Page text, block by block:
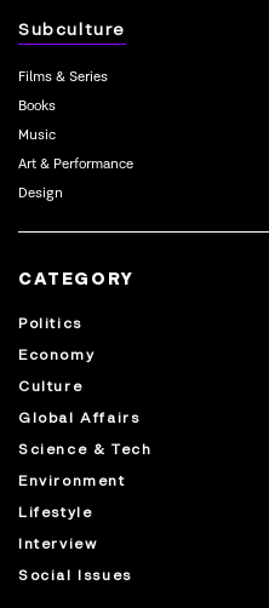
Subculture
Films & Series
Books
Music
Art & Performance
Design
CATEGORY
Politics
Economy
Culture
Global Affairs
Science & Tech
Environment
Lifestyle
Interview
Social Issues